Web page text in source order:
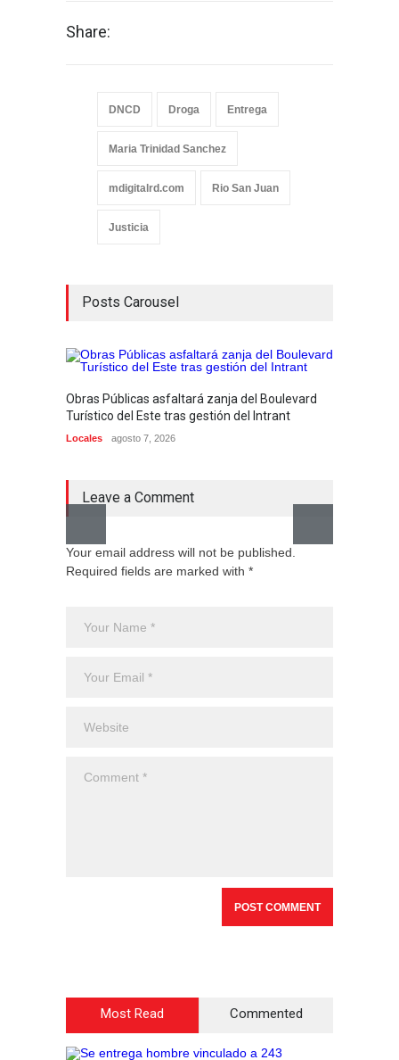
Share:
DNCD Droga Entrega
Maria Trinidad Sanchez
mdigitalrd.com Rio San Juan
Justicia
Posts Carousel
Obras Públicas asfaltará zanja del Boulevard
Turístico del Este tras gestión del Intrant
Locales agosto 7, 2026
Leave a Comment
Your email address will not be published.
Required fields are marked with *
Most Read Commented